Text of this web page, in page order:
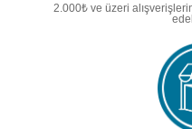
2.000₺ ve üzeri